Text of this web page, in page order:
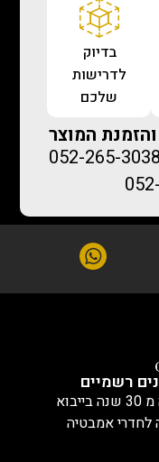
בדיוק
לדרישות
שלכם
המוצר
052-265-3038
חברת JB, י.בירותי מתמחה למעלה מ 30 שנה בייבוא
לחדרי אמבטיה